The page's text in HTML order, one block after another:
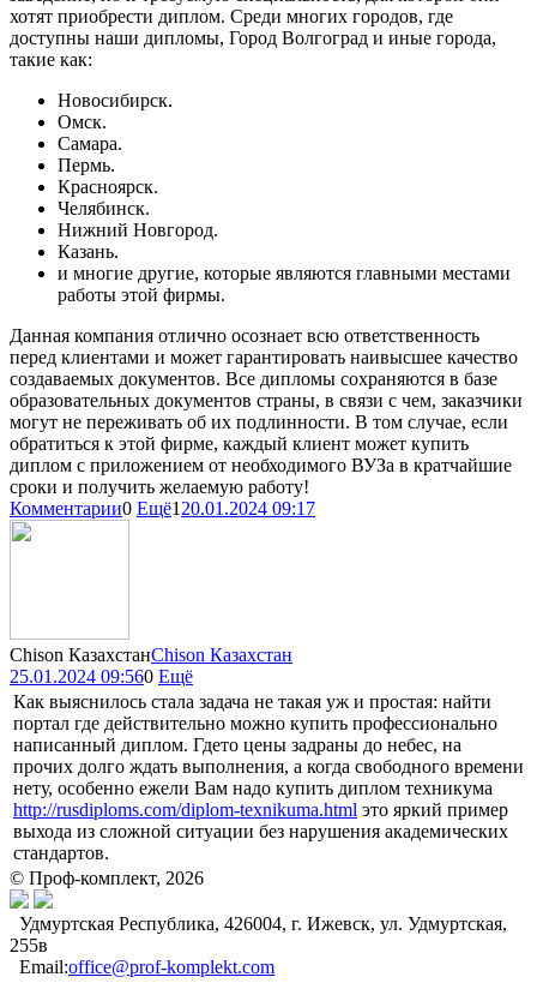
хотят приобрести диплом. Среди многих городов, где
доступны наши дипломы, Город Волгоград и иные города,
такие как:
Новосибирск.
Омск.
Самара.
Пермь.
Красноярск.
Челябинск.
Нижний Новгород.
Казань.
и многие другие, которые являются главными местами
работы этой фирмы.
Данная компания отлично осознает всю ответственность
перед клиентами и может гарантировать наивысшее качество
создаваемых документов. Все дипломы сохраняются в базе
образовательных документов страны, в связи с чем, заказчики
могут не переживать об их подлинности. В том случае, если
обратиться к этой фирме, каждый клиент может купить
диплом с приложением от необходимого ВУЗа в кратчайшие
сроки и получить желаемую работу!
Комментарии0 Ещё120.01.2024 09:17
Chison КазахстанChison Казахстан
25.01.2024 09:560 Ещё
Как выяснилось стала задача не такая уж и простая: найти
портал где действительно можно купить профессионально
написанный диплом. Гдето цены задраны до небес, на
прочих долго ждать выполнения, а когда свободного времени
нету, особенно ежели Вам надо купить диплом техникума
http://rusdiploms.com/diplom-texnikuma.html это яркий пример
выхода из сложной ситуации без нарушения академических
стандартов.
© Проф-комплект, 2026
Удмуртская Республика, 426004, г. Ижевск, ул. Удмуртская,
255в
Email:office@prof-komplekt.com